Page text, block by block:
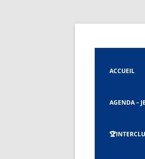
Aller
ACCUEIL
AGENDA –